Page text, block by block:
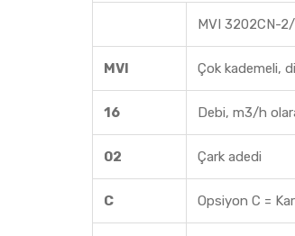
MVI 3202CN-
MVI Çok kademeli,
16 Debi, m3/h
02 Çark adedi
C Opsiyon C =